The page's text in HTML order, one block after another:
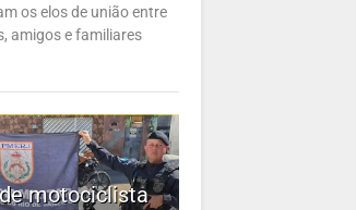
os elos de união entre
amigos e familiares
motociclista